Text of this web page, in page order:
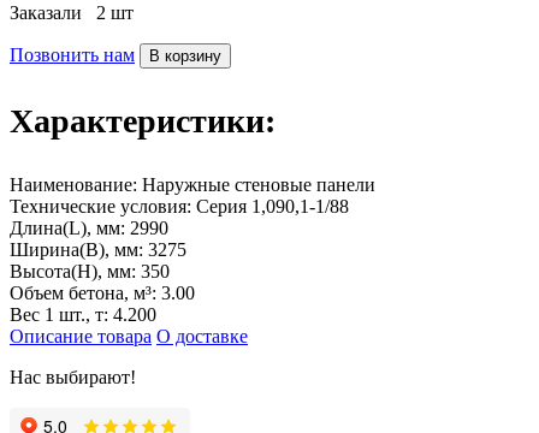
Заказали 2 шт
Позвонить нам В корзину
Характеристики:
Наименование: Наружные стеновые панели
Технические условия: Серия 1,090,1-1/88
Длина(L), мм: 2990
Ширина(B), мм: 3275
Высота(H), мм: 350
Объем бетона, м³: 3.00
Вес 1 шт., т: 4.200
Описание товара О доставке
Нас выбирают!